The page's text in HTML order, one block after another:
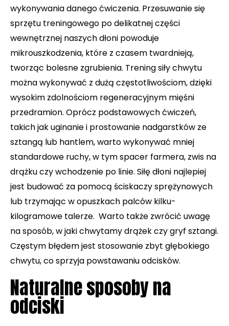
wykonywania danego ćwiczenia. Przesuwanie się
sprzętu treningowego po delikatnej części
wewnętrznej naszych dłoni powoduje
mikrouszkodzenia, które z czasem twardnieją,
tworząc bolesne zgrubienia. Trening siły chwytu
można wykonywać z dużą częstotliwościom, dzięki
wysokim zdolnościom regeneracyjnym mięśni
przedramion. Oprócz podstawowych ćwiczeń,
takich jak uginanie i prostowanie nadgarstków ze
sztangą lub hantlem, warto wykonywać mniej
standardowe ruchy, w tym spacer farmera, zwis na
drążku czy wchodzenie po linie. Siłę dłoni najlepiej
jest budować za pomocą ściskaczy sprężynowych
lub trzymając w opuszkach palców kilku-
kilogramowe talerze. Warto także zwrócić uwagę
na sposób, w jaki chwytamy drążek czy gryf sztangi.
Częstym błędem jest stosowanie zbyt głębokiego
chwytu, co sprzyja powstawaniu odcisków.
Naturalne sposoby na
odciski